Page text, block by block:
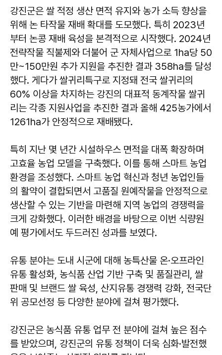
강진군은 쌀 적정 생산 면적 유지와 농가 소득 향상을
위해 논 타작물 재배 확대를 도모했다. 특히 2023년
부터 논콩 재배 육성을 본격적으로 시작했다. 2024년
전략작물 직불제와 더불어 군 자체사업으로 1ha당 50
만~150만원 추가 지원을 추진한 결과 358ha를 달성
했다. 게다가 쌀귀리특구로 지정돼 전국 쌀귀리의
60% 이상을 차지하는 강진의 대표적 동계작물 쌀귀
리는 각종 지원사업을 추진한 결과 올해 425농가에서
1261ha가 안정적으로 재배됐다.
특히 지난 몇 년간 시설하우스 면적을 대폭 확장하며
고효율 농업 모델을 구축했다. 이를 통해 스마트 농업
환경을 조성했다. 스마트 농업 혁신과 청년 농업인들
의 활약이 결합되면서 고품질 원예작물을 안정적으로
생산할 수 있는 기반을 마련해 지역 농업의 경쟁력을
크게 강화했다. 이러한 배경을 바탕으로 이번 식량원
예 평가에서도 두드러진 성과를 보였다.
유통 분야는 도내 시군에 대해 농특산물 온·오프라인
유통 활성화, 농식품 산업 기반 구축 및 품질관리, 쌀
판매 및 브랜드 쌀 육성, 산지유통 경쟁력 강화, 전국단
위 공모선정 등 다양한 분야에 걸쳐 평가했다.
강진군은 농식품 유통 업무 전 분야에 걸쳐 높은 점수
를 받았으며, 강진군의 유통 정책이 더욱 심화·발전했